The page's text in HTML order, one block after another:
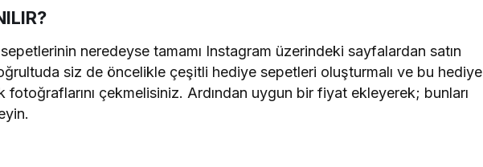
neredeyse tamamı Instagram üzerindeki sayfalardan satın
siz de öncelikle çeşitli hediye sepetleri oluşturmalı ve bu hediye
fotoğraflarını çekmelisiniz. Ardından uygun bir fiyat ekleyerek; bunları